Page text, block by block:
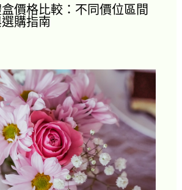
價格比較：不同價位區間
購指南